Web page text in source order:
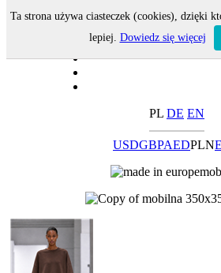
PL DE EN
USDGBPAEDPLN
Ta strona używa ciasteczek (cookies), dzięki
lepiej. Dowiedz się więcej